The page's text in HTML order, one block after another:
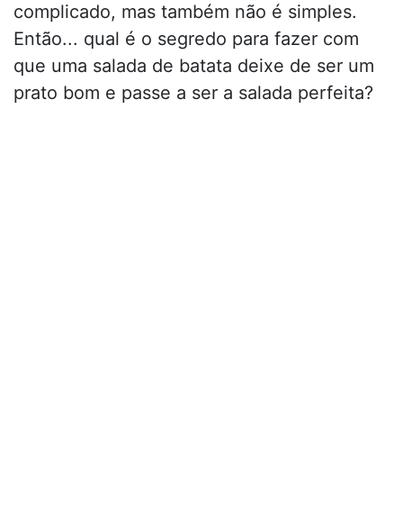
complicado, mas também não é simples.
Então... qual é o segredo para fazer com
que uma salada de batata deixe de ser um
prato bom e passe a ser a salada perfeita?